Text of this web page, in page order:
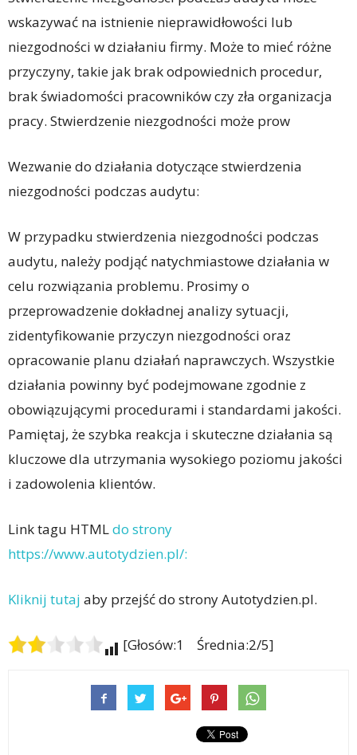
wskazywać na istnienie nieprawidłowości lub
niezgodności w działaniu firmy. Może to mieć różne
przyczyny, takie jak brak odpowiednich procedur,
brak świadomości pracowników czy zła organizacja
pracy. Stwierdzenie niezgodności może prow
Wezwanie do działania dotyczące stwierdzenia
niezgodności podczas audytu:
W przypadku stwierdzenia niezgodności podczas
audytu, należy podjąć natychmiastowe działania w
celu rozwiązania problemu. Prosimy o
przeprowadzenie dokładnej analizy sytuacji,
zidentyfikowanie przyczyn niezgodności oraz
opracowanie planu działań naprawczych. Wszystkie
działania powinny być podejmowane zgodnie z
obowiązującymi procedurami i standardami jakości.
Pamiętaj, że szybka reakcja i skuteczne działania są
kluczowe dla utrzymania wysokiego poziomu jakości
i zadowolenia klientów.
Link tagu HTMLdo strony
https://www.autotydzien.pl/:
Kliknij tutaj aby przejść do strony Autotydzien.pl.
[Głosów:1 Średnia:2/5]